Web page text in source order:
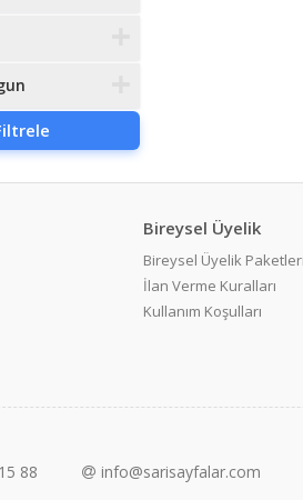
Bireysel Üyelik
Bireysel Üyelik Paketleri
İlan Verme Kuralları
Kullanım Koşulları
88 info@sarisayfalar.com